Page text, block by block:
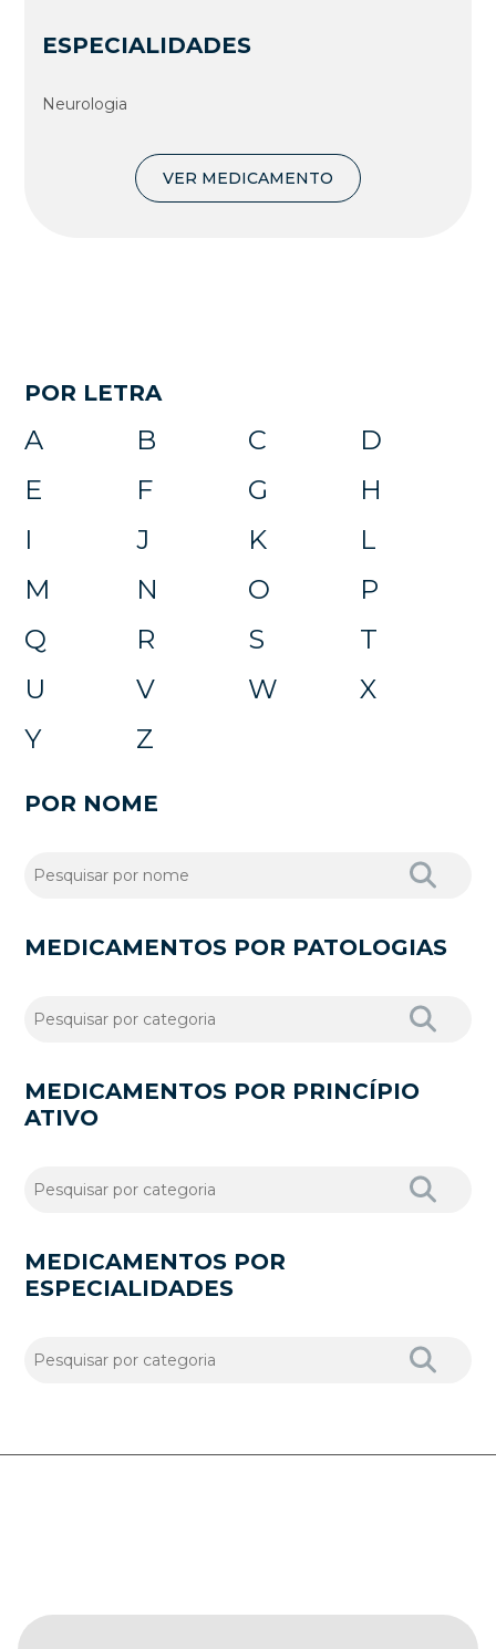
ESPECIALIDADES
Neurologia
VER MEDICAMENTO
POR LETRA
A B C
D
E
F G
H
I
J K
L
M
N O
P
Q
R S
T
U
V W
X
Y
Z
POR NOME
MEDICAMENTOS POR PATOLOGIAS
MEDICAMENTOS POR PRINCÍPIO
ATIVO
MEDICAMENTOS POR
ESPECIALIDADES